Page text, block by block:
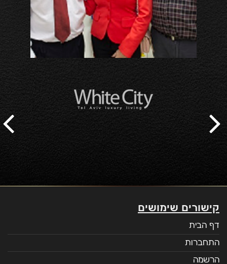
קישורים שימושים
דף הבית
התחברות
הרשמה